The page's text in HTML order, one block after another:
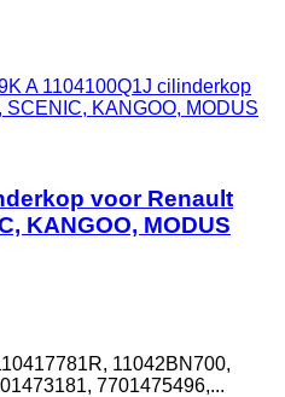
A 1104100Q1J cilinderkop
KANGOO, MODUS
voor Renault
KANGOO, MODUS
11042BN700,
7701475496,...